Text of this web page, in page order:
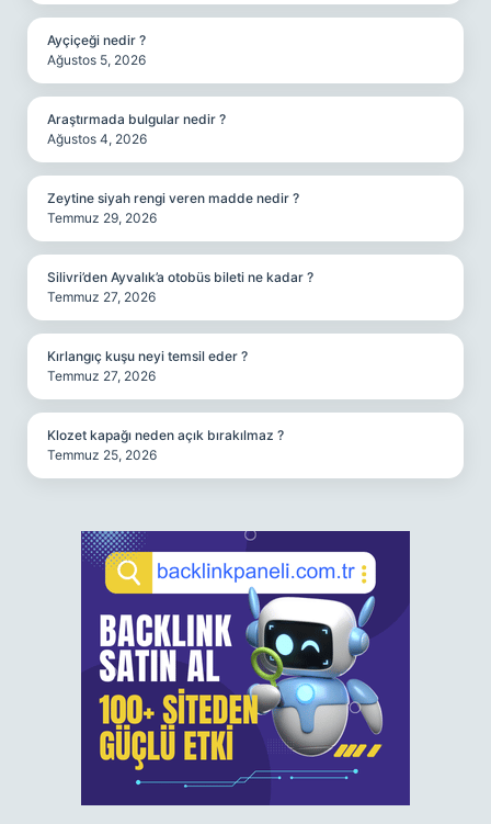
Ayçiçeği nedir ?
Ağustos 5, 2026
Araştırmada bulgular nedir ?
Ağustos 4, 2026
Zeytine siyah rengi veren madde nedir ?
Temmuz 29, 2026
Silivri’den Ayvalık’a otobüs bileti ne kadar ?
Temmuz 27, 2026
Kırlangıç kuşu neyi temsil eder ?
Temmuz 27, 2026
Klozet kapağı neden açık bırakılmaz ?
Temmuz 25, 2026